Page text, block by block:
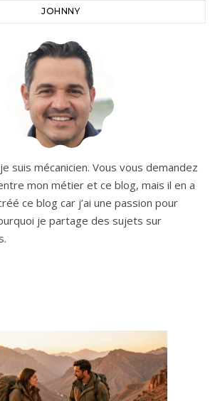
JOHNNY
suis mécanicien. Vous vous demandez
mon métier et ce blog, mais il en a
ce blog car j’ai une passion pour
je partage des sujets sur